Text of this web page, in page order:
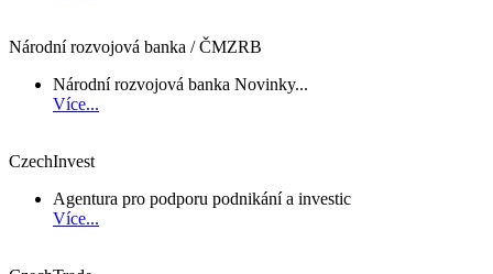
Národní rozvojová banka / ČMZRB
Národní rozvojová banka Novinky...
Více...
CzechInvest
Agentura pro podporu podnikání a investic
Více...